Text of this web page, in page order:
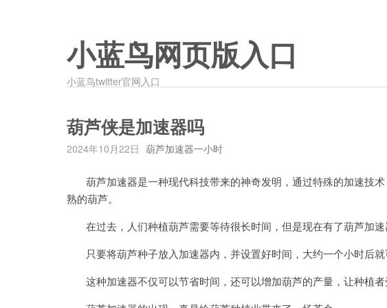
小蓝鸟网页版入口
小蓝鸟twitter官网入口
葫芦侠是加速器吗
2024年10月22日 葫芦加速器一小时
葫芦加速器是一种现代科技带来的神奇发明，通过特殊的加速技
熟的葫芦。
在过去，人们种植葫芦需要等待很长时间，但是现在有了葫芦加速
只要将葫芦种子放入加速器内，并设置好时间，大约一个小时后就
这种加速器不仅可以节省时间，还可以增加葫芦的产量，让种植者